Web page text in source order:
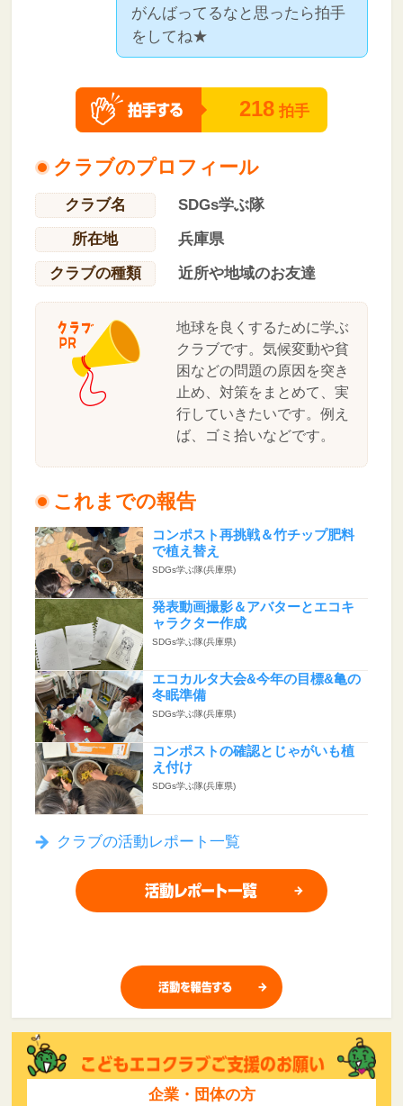
がんばってるなと思ったら拍手
をしてね★
218 拍手
クラブのプロフィール
クラブ名
SDGs学ぶ隊
所在地
兵庫県
クラブの種類
近所や地域のお友達
地球を良くするために学ぶ
クラブです。気候変動や貧
困などの問題の原因を突き
止め、対策をまとめて、実
行していきたいです。例え
ば、ゴミ拾いなどです。
これまでの報告
コンポスト再挑戦＆竹チップ肥料
で植え替え
SDGs学ぶ隊(兵庫県)
発表動画撮影＆アバターとエコキ
ャラクター作成
SDGs学ぶ隊(兵庫県)
エコカルタ大会&今年の目標&亀の
冬眠準備
SDGs学ぶ隊(兵庫県)
コンポストの確認とじゃがいも植
え付け
SDGs学ぶ隊(兵庫県)
クラブの活動レポート一覧
企業・団体の方